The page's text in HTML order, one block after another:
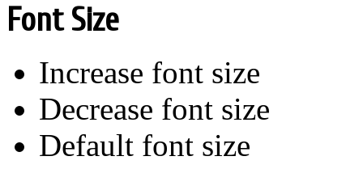
Font Size
Increase font size
Decrease font size
Default font size